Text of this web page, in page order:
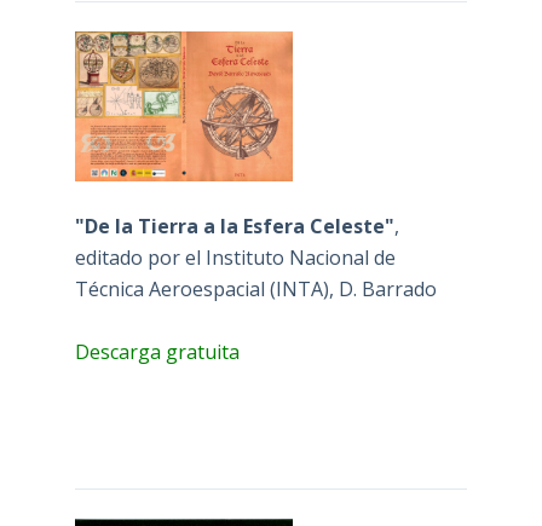
"De la Tierra a la Esfera Celeste",
editado por el Instituto Nacional de
Técnica Aeroespacial (INTA), D. Barrado
Descarga gratuita